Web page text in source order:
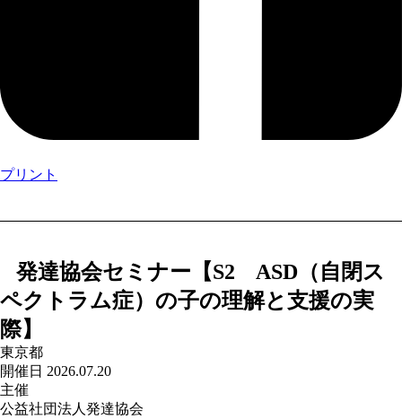
プリント
発達協会セミナー【S2 ASD（自閉ス
ペクトラム症）の子の理解と支援の実
際】
東京都
開催日 2026.07.20
主催
公益社団法人発達協会